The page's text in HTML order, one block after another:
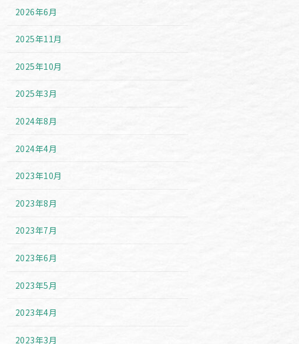
2026年6月
2025年11月
2025年10月
2025年3月
2024年8月
2024年4月
2023年10月
2023年8月
2023年7月
2023年6月
2023年5月
2023年4月
2023年3月